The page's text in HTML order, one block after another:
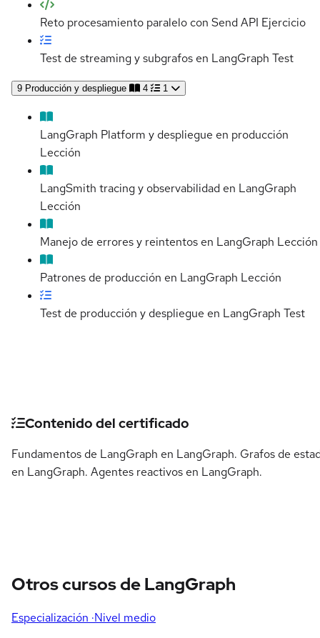
Reto procesamiento paralelo con Send API Ejercicio
Test de streaming y subgrafos en LangGraph Test
9 Producción y despliegue 4 1
LangGraph Platform y despliegue en producción
Lección
LangSmith tracing y observabilidad en LangGraph
Lección
Manejo de errores y reintentos en LangGraph Lección
Patrones de producción en LangGraph Lección
Test de producción y despliegue en LangGraph Test
Detalles del curso
Contenido del certificado
Fundamentos de LangGraph en LangGraph. Grafos de
en LangGraph. Agentes reactivos en LangGraph.
Otros cursos de LangGraph
Especialización ·Nivel medio